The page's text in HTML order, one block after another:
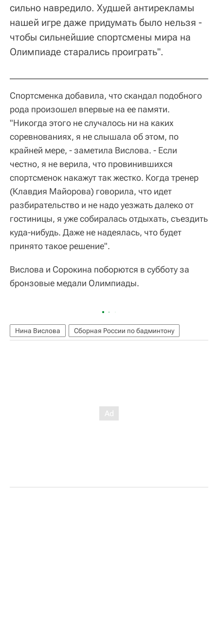
сильно навредило. Худшей антирекламы
нашей игре даже придумать было нельзя -
чтобы сильнейшие спортсмены мира на
Олимпиаде старались проиграть".
Спортсменка добавила, что скандал подобного
рода произошел впервые на ее памяти.
"Никогда этого не случалось ни на каких
соревнованиях, я не слышала об этом, по
крайней мере, - заметила Вислова. - Если
честно, я не верила, что провинившихся
спортсменок накажут так жестко. Когда тренер
(Клавдия Майорова) говорила, что идет
разбирательство и не надо уезжать далеко от
гостиницы, я уже собиралась отдыхать, съездить
куда-нибудь. Даже не надеялась, что будет
принято такое решение".
Вислова и Сорокина поборются в субботу за
бронзовые медали Олимпиады.
Нина Вислова Сборная России по бадминтону